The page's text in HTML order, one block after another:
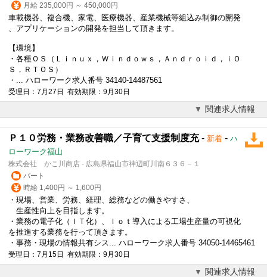
月給 235,000円 ～ 450,000円
車載機器、複合機、家電、医療機器、産業機械等組込み制御の開発
、アプリケーションの開発を担当して頂きます。
【環境】
・各種ＯＳ（Ｌｉｎｕｘ，Ｗｉｎｄｏｗｓ，Ａｎｄｒｏｉｄ，ｉＯ
Ｓ，ＲＴＯＳ）
・... ハローワーク求人番号 34140-14487561
受理日：7月27日 有効期限：9月30日
関連求人情報
Ｐ１０労務・業務改善職／子育て支援制度充- 新着 - ハ
ローワーク福山
株式会社 かこ川商店 - 広島県福山市神辺町川南６３６－１
パート
時給 1,400円 ～ 1,600円
・現場、営業、労務、経理、総務などの働きやすさ、
生産性向上を目指します。
・業務の電子化（ＩＴ化）、Ｉｏｔ導入による工場生産量の可視化
を推進する業務を行って頂きます。
・事務・現場の情報共有シス... ハローワーク求人番号 34050-14465461
受理日：7月15日 有効期限：9月30日
関連求人情報